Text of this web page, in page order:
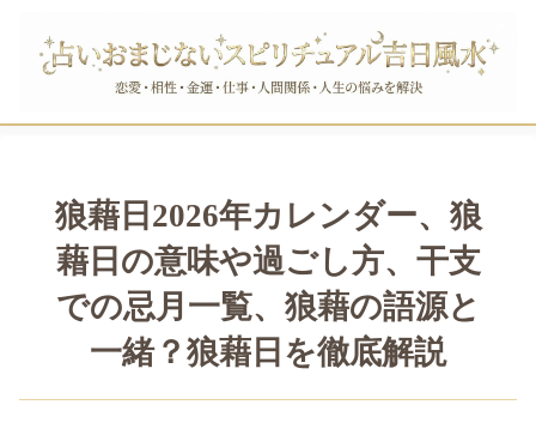
狼藉日2026年カレンダー、狼
藉日の意味や過ごし方、干支
での忌月一覧、狼藉の語源と
一緒？狼藉日を徹底解説